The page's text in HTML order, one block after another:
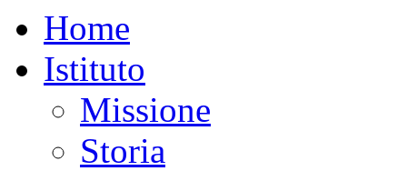
Home
Istituto
Missione
Storia